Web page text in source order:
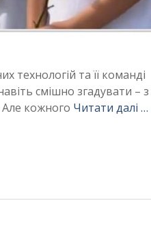
технологій та її команді
смішно згадувати –
кожного Читати далі …